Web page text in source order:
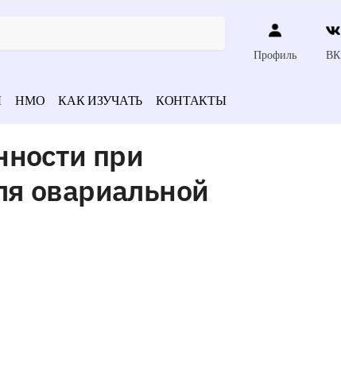
Профиль ВК
НМО КАК ИЗУЧАТЬ КОНТАКТЫ
при
овариальной